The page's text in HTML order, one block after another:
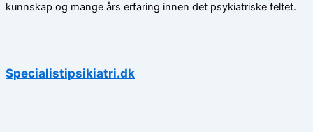
kunnskap og mange års erfaring innen det psykiatriske feltet.
Specialistipsikiatri.dk